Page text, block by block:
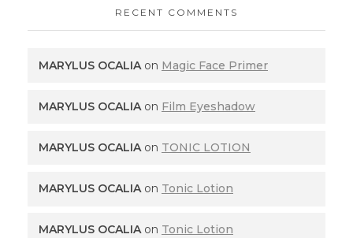
RECENT COMMENTS
MARYLUS OCALIAon Magic Face Primer
MARYLUS OCALIAon Film Eyeshadow
MARYLUS OCALIAon TONIC LOTION
MARYLUS OCALIAon Tonic Lotion
MARYLUS OCALIAon Tonic Lotion